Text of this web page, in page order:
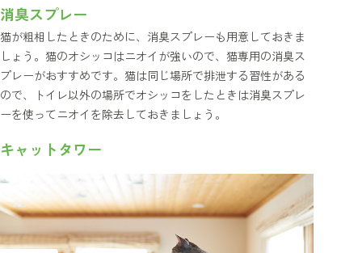
消臭スプレー
猫が粗相したときのために、消臭スプレーも用意しておきま
しょう。猫のオシッコはニオイが強いので、猫専用の消臭ス
プレーがおすすめです。猫は同じ場所で排泄する習性がある
ので、トイレ以外の場所でオシッコをしたときは消臭スプレ
ーを使ってニオイを除去しておきましょう。
キャットタワー